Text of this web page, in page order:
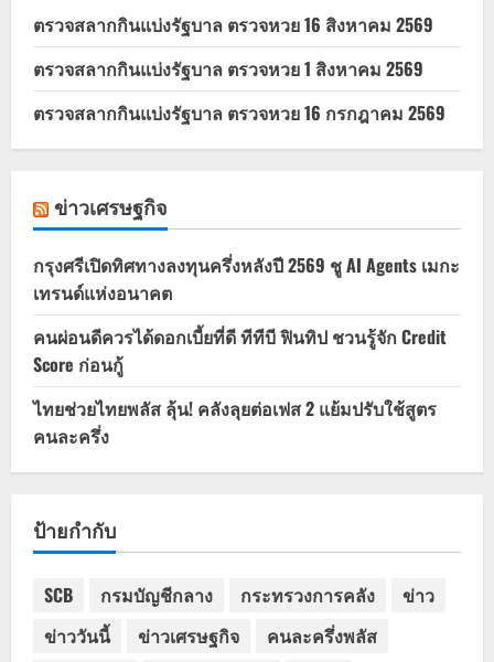
ตรวจสลากกินแบ่งรัฐบาล ตรวจหวย 16 สิงหาคม 2569
ตรวจสลากกินแบ่งรัฐบาล ตรวจหวย 1 สิงหาคม 2569
ตรวจสลากกินแบ่งรัฐบาล ตรวจหวย 16 กรกฎาคม 2569
ข่าวเศรษฐกิจ
กรุงศรีเปิดทิศทางลงทุนครึ่งหลังปี 2569 ชู AI Agents เมกะ
เทรนด์แห่งอนาคต
คนผ่อนดีควรได้ดอกเบี้ยที่ดี ทีทีบี ฟินทิป ชวนรู้จัก Credit
Score ก่อนกู้
ไทยช่วยไทยพลัส ลุ้น! คลังลุยต่อเฟส 2 แย้มปรับใช้สูตร
คนละครึ่ง
ป้ายกำกับ
SCB กรมบัญชีกลาง กระทรวงการคลัง
ข่าว
ข่าววันนี้
ข่าวเศรษฐกิจ
คนละครึ่งพลัส